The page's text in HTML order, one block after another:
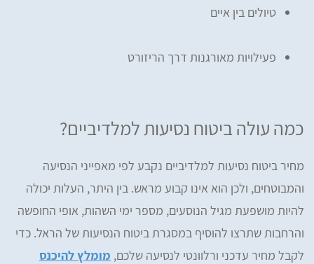
טיולים בין איים
פעילויות מאורגנות דרך הריזורט
כמה עולה ביטוח נסיעות למלדיביים?
מחיר ביטוח נסיעות למלדיביים נקבע לפי מאפייני הנסיעה
והמבוטחים, ולכן הוא אינו קבוע מראש. בין היתר, העלות יכולה
להיות מושפעת מגיל הנוסעים, מספר ימי השהות, אופי החופשה
והרחבות שתרצו להוסיף במסגרת ביטוח הנסיעות של הראל. כדי
לקבל מחיר עדכני ורלוונטי לנסיעה שלכם, מומלץ להיכנס